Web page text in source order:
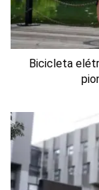
Bicicleta